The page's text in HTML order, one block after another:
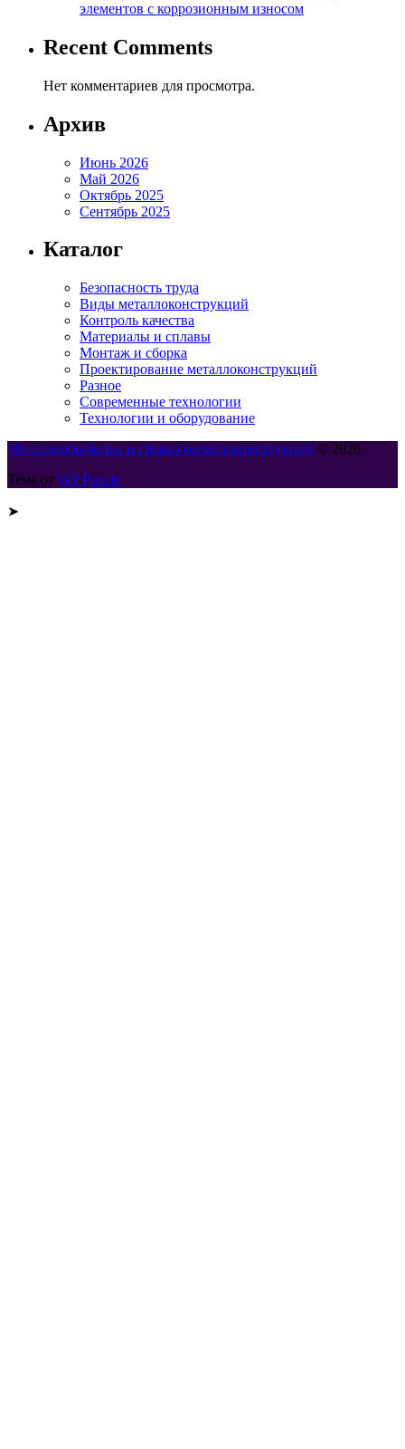
элементов с коррозионным износом
Recent Comments
Нет комментариев для просмотра.
Архив
Июнь 2026
Май 2026
Октябрь 2025
Сентябрь 2025
Каталог
Безопасность труда
Виды металлоконструкций
Контроль качества
Материалы и сплавы
Монтаж и сборка
Проектирование металлоконструкций
Разное
Современные технологии
Технологии и оборудование
Металлообработка и сборка металлоконструкций © 2026
Тема от WP Puzzle
➤